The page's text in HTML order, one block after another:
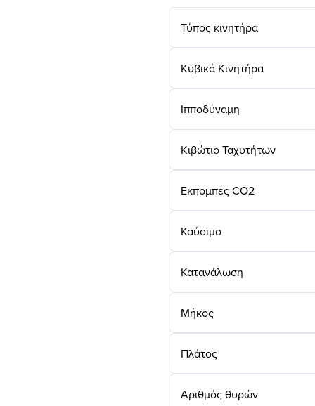
Τύπος κινητήρα
Κυβικά Κινητήρα
Ιπποδύναμη
Κιβώτιο Ταχυτήτων
Εκπομπές CO2
Καύσιμο
Κατανάλωση
Μήκος
Πλάτος
Αριθμός θυρών